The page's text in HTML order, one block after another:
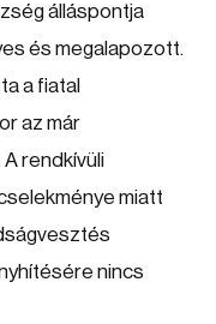
álláspontja
és megalapozott.
a fiatal
az már
rendkívüli
miatt
nincs